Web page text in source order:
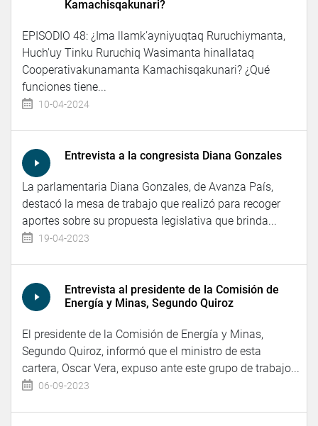
Kamachisqakunari?
EPISODIO 48: ¿Ima llamk’ayniyuqtaq Ruruchiymanta,
Huch'uy Tinku Ruruchiq Wasimanta hinallataq
Cooperativakunamanta Kamachisqakunari? ¿Qué
funciones tiene...
10-04-2024
Entrevista a la congresista Diana Gonzales
La parlamentaria Diana Gonzales, de Avanza País,
destacó la mesa de trabajo que realizó para recoger
aportes sobre su propuesta legislativa que brinda...
19-04-2023
Entrevista al presidente de la Comisión de
Energía y Minas, Segundo Quiroz
El presidente de la Comisión de Energía y Minas,
Segundo Quiroz, informó que el ministro de esta
cartera, Oscar Vera, expuso ante este grupo de trabajo...
06-09-2023